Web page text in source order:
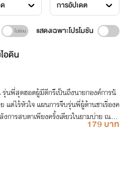
การอัปเดต
แสดงเฉพาะโปรโมชัน
อดิน
นพี่สุดฮอตผู้มีดีกรีเป็นถึงนายกองค์การนั
แต่ไร้หัวใจ แผนการจีบรุ่นพี่ผู้ด้านชาเรื่องค
การสบตาเพียงครั้งเดียวในยามบ่าย ณ โร
179 บาท